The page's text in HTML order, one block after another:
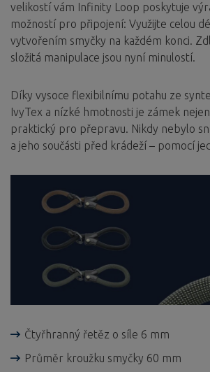
velikostí vám Infinity Loop poskytuje
možností pro připojení: Využijte celou
vytvořením smyčky na každém konci.
složitá manipulace jsou nyní minulostí.
Díky vysoce flexibilnímu potahu ze
IvyTex a nízké hmotnosti je zámek
praktický pro přepravu. Nikdy nebylo
a jeho součásti před krádeží – pomocí
Čtyřhranný řetěz o síle 6 mm
Průměr kroužku smyčky 60 mm